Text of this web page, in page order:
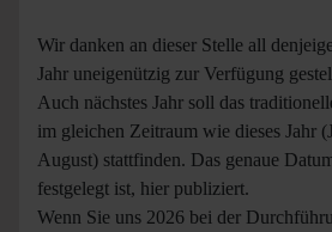
Wir danken an dieser Stelle all
Jahr uneigenützig zur Verfügung
Auch nächstes Jahr soll das
im gleichen Zeitraum wie dieses Jahr
August) stattfinden. Das genaue
festgelegt ist, hier publiziert.
Wenn Sie uns 2026 bei der